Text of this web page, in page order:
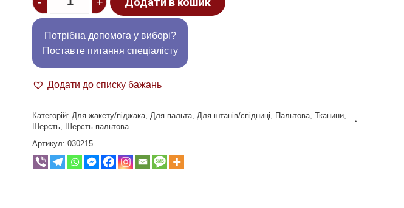
Потрібна допомога у виборі?
Поставте питання спеціалісту
Додати до списку бажань
Категорій: Для жакету/піджака, Для пальта, Для штанів/спідниці, Пальтова, Тканини,
Шерсть, Шерсть пальтова
Артикул: 030215